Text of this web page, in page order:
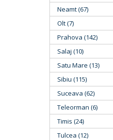
Neamt (67)
Olt (7)
Prahova (142)
Salaj (10)
Satu Mare (13)
Sibiu (115)
Suceava (62)
Teleorman (6)
Timis (24)
Tulcea (12)